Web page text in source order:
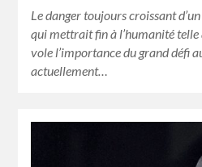
Le danger toujours croissant
qui mettrait fin à l’humanité telle
vole l’importance du grand défi
actuellement…